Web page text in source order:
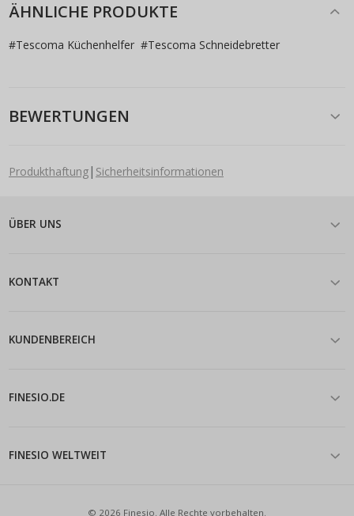
ÄHNLICHE PRODUKTE
#Tescoma Küchenhelfer #Tescoma Schneidebretter
BEWERTUNGEN
Produkthaftung| Sicherheitsinformationen
ÜBER UNS
KONTAKT
KUNDENBEREICH
FINESIO.DE
FINESIO WELTWEIT
© 2026 Finesio. Alle Rechte vorbehalten.